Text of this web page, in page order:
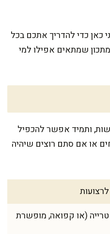
כאן כדי להדריך אתכם בכל
שמתאים אפילו למי
הזה מספיק ל-4-6 נפשות, ותמיד אפשר להכפיל
או אם סתם רוצים שיהיה
טרייה (או קפואה, מופשרת